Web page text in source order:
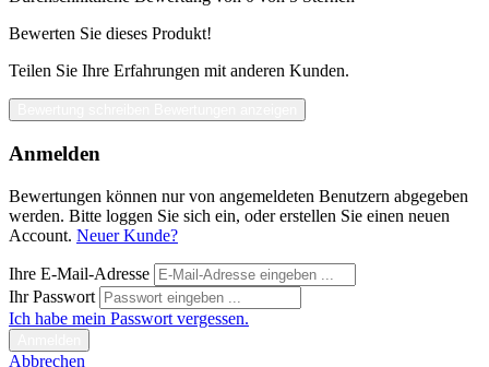
Bewerten Sie dieses Produkt!
Teilen Sie Ihre Erfahrungen mit anderen Kunden.
Anmelden
Bewertungen können nur von angemeldeten Benutzern abgegeben
werden. Bitte loggen Sie sich ein, oder erstellen Sie einen neuen
Account. Neuer Kunde?
Ihre E-Mail-Adresse
Ihr Passwort
Ich habe mein Passwort vergessen.
Abbrechen